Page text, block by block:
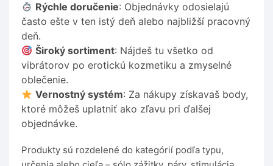
Rýchle doručenie: Objednávky odosielajú
často ešte v ten istý deň alebo najbližší pracovný
deň.
Široký sortiment: Nájdeš tu všetko od
vibrátorov po erotickú kozmetiku a zmyselné
oblečenie.
Vernostný systém: Za nákupy získavaš body,
ktoré môžeš uplatniť ako zľavu pri ďalšej
objednávke.
Produkty sú rozdelené do kategórií podľa typu,